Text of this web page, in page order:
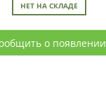
НЕТ НА СКЛАДЕ
о появлении